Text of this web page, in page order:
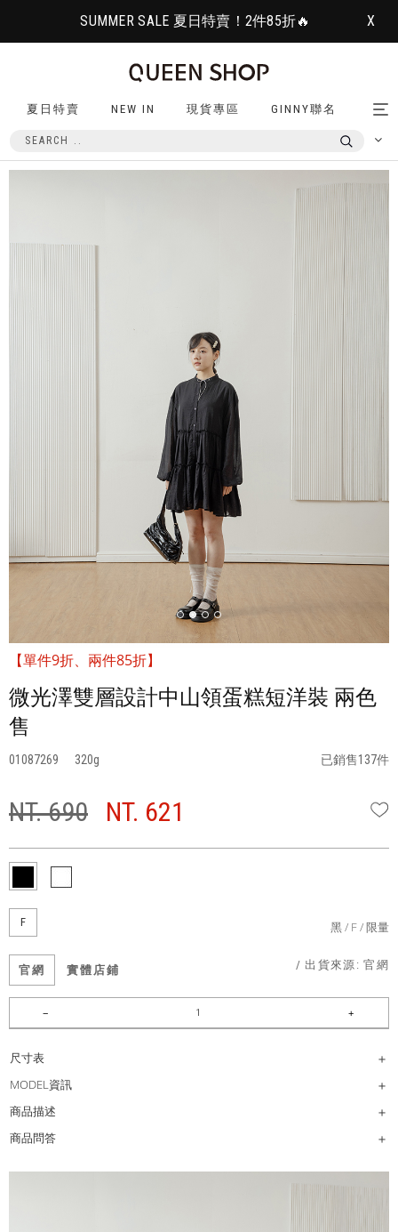
SUMMER SALE 夏日特賣！2件85折🔥 X
夏日特賣 NEW IN 現貨專區 GINNY聯名
【單件9折、兩件85折】
微光澤雙層設計中山領蛋糕短洋裝 兩色
售
01087269 320 已銷售137件
NT. 690 NT. 621
F 黑 F 限量
官網 實體店鋪 / 出貨來源:官網
尺寸表
MODEL資訊
商品描述
商品問答